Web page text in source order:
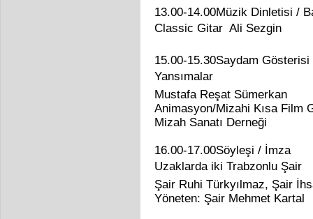
13.00-14.00Müzik Dinletisi /
Classic Gitar  Ali Sezgin
15.00-15.30Saydam
Yansımalar
Mustafa Reşat Sümerkan
Animasyon/Mizahi Kısa Film
Mizah Sanatı Derneği
16.00-17.00Söyleşi / İmza
Uzaklarda iki Trabzonlu Şair
Şair Ruhi Türkyılmaz, Şair
Yöneten: Şair Mehmet Kartal